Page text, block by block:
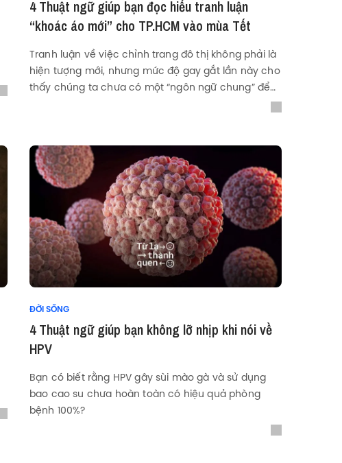
4 Thuật ngữ giúp bạn đọc hiểu tranh luận
“khoác áo mới” cho TP.HCM vào mùa Tết
Tranh luận về việc chỉnh trang đô thị không phải là
hiện tượng mới, nhưng mức độ gay gắt lần này cho
thấy chúng ta chưa có một “ngôn ngữ chung” để
ĐỜI SỐNG
4 Thuật ngữ giúp bạn không lỡ nhịp khi nói về
HPV
Bạn có biết rằng HPV gây sùi mào gà và sử dụng
bao cao su chưa hoàn toàn có hiệu quả phòng
bệnh 100%?